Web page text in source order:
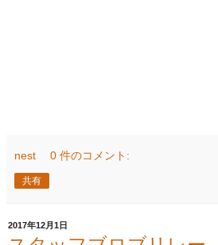
nest 0 件のコメント:
共有
2017年12月1日